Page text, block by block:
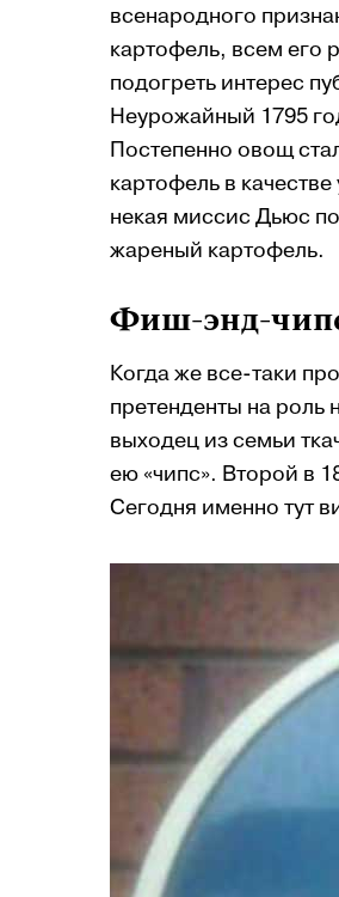
всенародного
картофель, всем его
подогреть интерес
Неурожайный 1795
Постепенно овощ
картофель в
некая миссис Дьюc
жареный картофель.
Фиш-энд-
Когда же все-таки
претенденты на
выходец из семьи
ею «чипс». Второй в
Сегодня именно тут